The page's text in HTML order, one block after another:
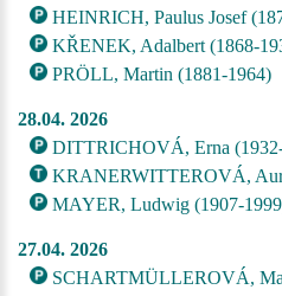
HEINRICH, Paulus Josef
KŘENEK, Adalbert (1868-
PRÖLL, Martin (1881-1964)
28.04. 2026
DITTRICHOVÁ, Erna
KRANERWITTEROVÁ,
MAYER, Ludwig (1907-
27.04. 2026
SCHARTMÜLLEROVÁ,